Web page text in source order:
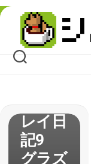
Skip
content【新・
世界樹
宮】プ
レイ日
記9
グラズ